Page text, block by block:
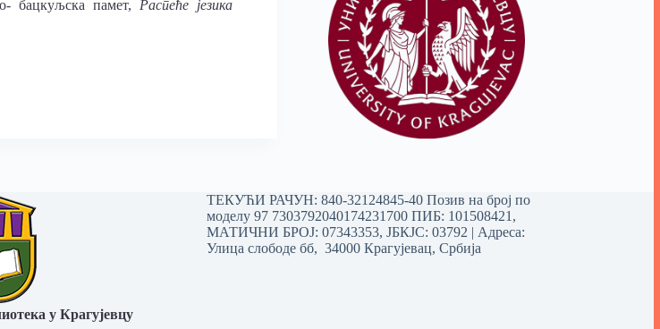
бацкуљска памет, Распеће језика
у Крагујевцу
ТЕКУЋИ РАЧУН: 840-32124845-40 Позив на број по
моделу 97 7303792040174231700ПИБ: 101508421,
МАТИЧНИ БРОЈ: 07343353, ЈБКЈС: 03792 | Aдреса:
Улица слободе бб, 34000 Крагујевац, Србија